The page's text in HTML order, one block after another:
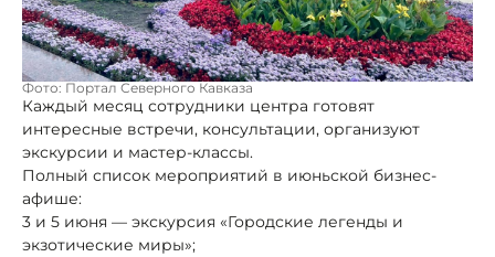
Фото: Портал Северного Кавказа
Каждый месяц сотрудники центра готовят
интересные встречи, консультации, организуют
экскурсии и мастер-классы.
Полный список мероприятий в июньской бизнес-
афише:
3 и 5 июня — экскурсия «Городские легенды и
экзотические миры»;